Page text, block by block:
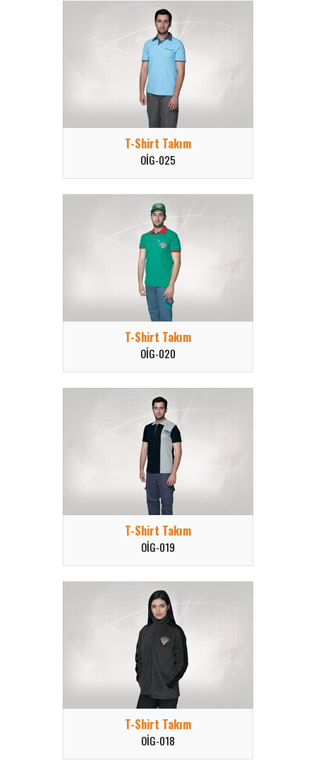
T-Shirt Takım
OİG-025
T-Shirt Takım
OİG-020
T-Shirt Takım
OİG-019
T-Shirt Takım
OİG-018